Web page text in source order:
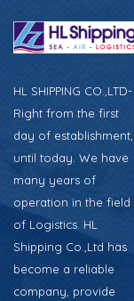
HL SHIPPING CO.,LTD-
Right from the first
day of establishment,
until today. We have
many years of
operation in the field
of Logistics. HL
Shipping Co.,Ltd has
become a reliable
company, provide